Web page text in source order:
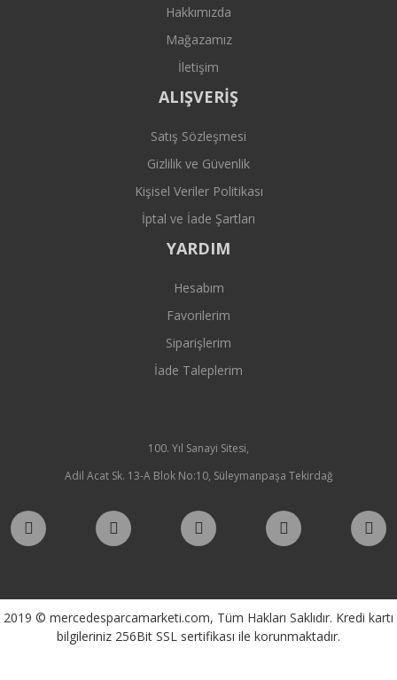
Hakkımızda
Mağazamız
İletişim
ALIŞVERİŞ
Satış Sözleşmesi
Gizlilik ve Güvenlik
Kişisel Veriler Politikası
İptal ve İade Şartları
YARDIM
Hesabım
Favorilerim
Siparişlerim
İade Taleplerim
100. Yıl Sanayi Sitesi,
Adil Acat Sk. 13-A Blok No:10, Süleymanpaşa Tekirdağ
2019 © mercedesparcamarketi.com, Tüm Hakları Saklıdır. Kredi kartı
bilgileriniz 256Bit SSL sertifikası ile korunmaktadır.